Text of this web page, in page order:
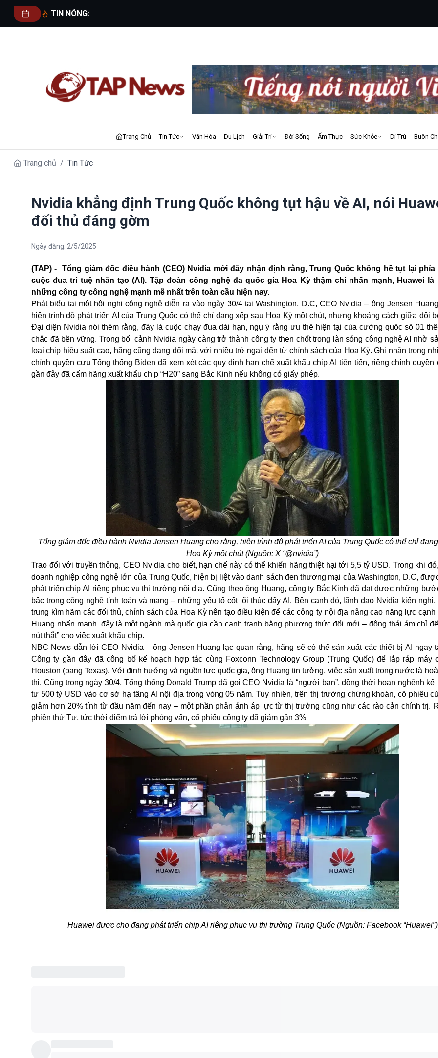
TIN NÓNG:
Trang Chủ Tin Tức Văn Hóa Du Lịch Giải Trí Đời Sống Ẩm Thực Sức Khỏe Di Trú Buôn
Trang chủ / Tin Tức
Nvidia khẳng định Trung Quốc không tụt hậu về AI, nói
đối thủ đáng gờm
Ngày đăng: 2/5/2025
(TAP) - Tổng giám đốc điều hành (CEO) Nvidia mới đây nhận định rằng, Trung Quốc không hề tụt lại phía
cuộc đua trí tuệ nhân tạo (AI). Tập đoàn công nghệ đa quốc gia Hoa Kỳ thậm chí nhấn mạnh, Huawei là
những công ty công nghệ mạnh mẽ nhất trên toàn cầu hiện nay.
Phát biểu tại một hội nghị công nghệ diễn ra vào ngày 30/4 tại Washington, D.C, CEO Nvidia – ông Jensen
hiện trình độ phát triển AI của Trung Quốc có thể chỉ đang xếp sau Hoa Kỳ một chút, nhưng khoảng cách giữa đôi
Đại diện Nvidia nói thêm rằng, đây là cuộc chạy đua dài hạn, ngụ ý rằng ưu thế hiện tại của cường quốc số 01
chắc đã bền vững. Trong bối cảnh Nvidia ngày càng trở thành công ty then chốt trong làn sóng công nghệ AI nhờ
loại chip hiệu suất cao, hãng cũng đang đối mặt với nhiều trở ngại đến từ chính sách của Hoa Kỳ. Ghi nhận trong
chính quyền cựu Tổng thống Biden đã xem xét các quy định hạn chế xuất khẩu chip AI tiên tiến, riêng chính quyền
gần đây đã cấm hãng xuất khẩu chip “H20” sang Bắc Kinh nếu không có giấy phép.
Tổng giám đốc điều hành Nvidia Jensen Huang cho rằng, hiện trình độ phát triển AI của Trung Quốc có thể chỉ
Hoa Kỳ một chút (Nguồn: X “@nvidia”)
Trao đổi với truyền thông, CEO Nvidia cho biết, hạn chế này có thể khiến hãng thiệt hại tới 5,5 tỷ USD. Trong khi
doanh nghiệp công nghệ lớn của Trung Quốc, hiện bị liệt vào danh sách đen thương mại của Washington, D.C,
phát triển chip AI riêng phục vụ thị trường nội địa. Cũng theo ông Huang, công ty Bắc Kinh đã đạt được những
bậc trong công nghệ tính toán và mạng – những yếu tố cốt lõi thúc đẩy AI. Bên cạnh đó, lãnh đạo Nvidia kiến nghị,
trung kìm hãm các đối thủ, chính sách của Hoa Kỳ nên tạo điều kiện để các công ty nội địa nâng cao năng lực cạnh
Huang nhấn mạnh, đây là một ngành mà quốc gia cần cạnh tranh bằng phương thức đổi mới – động thái ám chỉ
nút thắt” cho việc xuất khẩu chip.
NBC News dẫn lời CEO Nvidia – ông Jensen Huang lạc quan rằng, hãng sẽ có thể sản xuất các thiết bị AI ngay
Công ty gần đây đã công bố kế hoạch hợp tác cùng Foxconn Technology Group (Trung Quốc) để lắp ráp máy
Houston (bang Texas). Với định hướng và nguồn lực quốc gia, ông Huang tin tưởng, việc sản xuất trong nước là
thi. Cũng trong ngày 30/4, Tổng thống Donald Trump đã gọi CEO Nvidia là “người bạn”, đồng thời hoan nghênh kế
tư 500 tỷ USD vào cơ sở hạ tầng AI nội địa trong vòng 05 năm. Tuy nhiên, trên thị trường chứng khoán, cổ phiếu
giảm hơn 20% tính từ đầu năm đến nay – một phần phản ánh áp lực từ thị trường cũng như các rào cản chính trị.
phiên thứ Tư, tức thời điểm trả lời phỏng vấn, cổ phiếu công ty đã giảm gần 3%.
Huawei được cho đang phát triển chip AI riêng phục vụ thị trường Trung Quốc (Nguồn: Facebook “Huawei”)